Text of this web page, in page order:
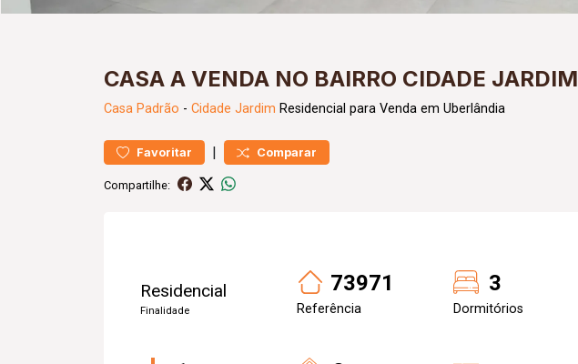
CASA A VENDA NO BAIRRO CIDADE JARDIM
Casa Padrão - Cidade Jardim Residencial para Venda em Uberlândia
Favoritar | Comparar
Compartilhe:
Residencial
Finalidade
73971
Referência
3
Dormitórios